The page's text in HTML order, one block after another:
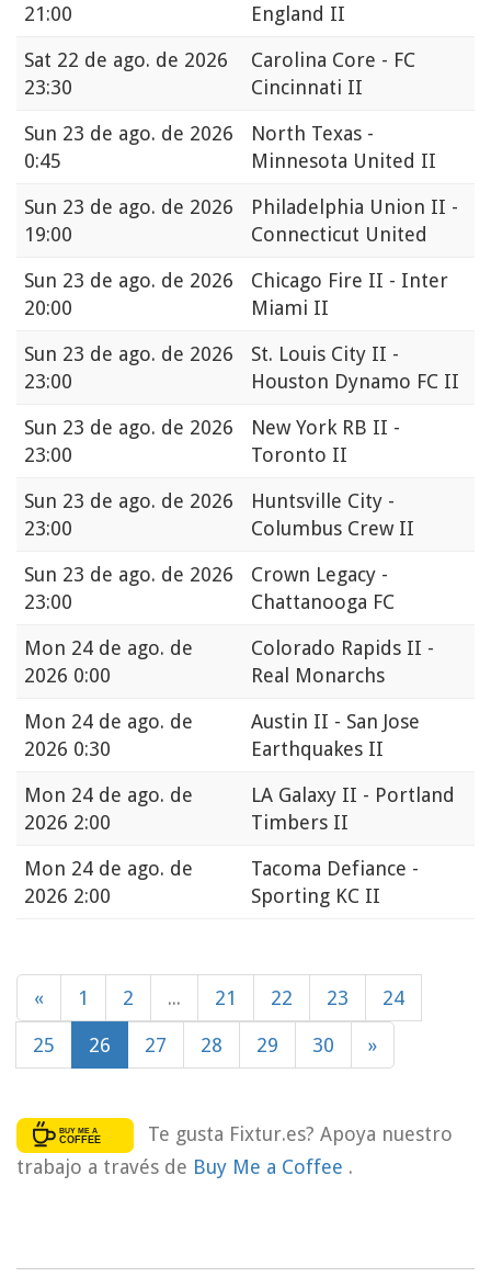
21:00
England II
Sat 22 de ago. de 2026
23:30
Carolina Core - FC
Cincinnati II
Sun 23 de ago. de 2026
0:45
North Texas -
Minnesota United II
Sun 23 de ago. de 2026
19:00
Philadelphia Union II -
Connecticut United
Sun 23 de ago. de 2026
20:00
Chicago Fire II - Inter
Miami II
Sun 23 de ago. de 2026
23:00
St. Louis City II -
Houston Dynamo FC II
Sun 23 de ago. de 2026
23:00
New York RB II -
Toronto II
Sun 23 de ago. de 2026
23:00
Huntsville City -
Columbus Crew II
Sun 23 de ago. de 2026
23:00
Crown Legacy -
Chattanooga FC
Mon 24 de ago. de
2026 0:00
Colorado Rapids II -
Real Monarchs
Mon 24 de ago. de
2026 0:30
Austin II - San Jose
Earthquakes II
Mon 24 de ago. de
2026 2:00
LA Galaxy II - Portland
Timbers II
Mon 24 de ago. de
2026 2:00
Tacoma Defiance -
Sporting KC II
« 1 2 ... 21 22 23 24
25 26 27 28 29 30 »
Te gusta Fixtur.es? Apoya nuestro
trabajo a través de Buy Me a Coffee .